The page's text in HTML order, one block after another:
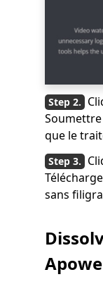
que le
sans